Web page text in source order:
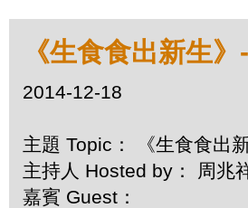
《生食食出新生
2014-12-18
主題 Topic： 《生食食出
主持人 Hosted by： 周兆
嘉賓 Guest：